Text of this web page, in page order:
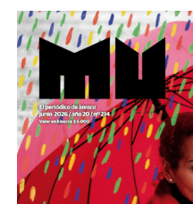
Este número 215 de MU
podría ser una frase:
Sin
Descargar la Mu en